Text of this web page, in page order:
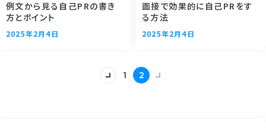
例文から見る自己PRの書き
方とポイント
2025年2月4日
面接で効果的に自己PRをす
る方法
2025年2月4日
1 2